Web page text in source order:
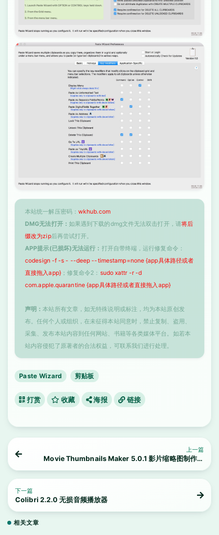
本站统一解压密码： wkhub.com
DMG无法打开： 如果遇到下载的dmg文件无法双击打开，请将后
缀改为zip后再尝试打开。
APP提示(已损坏)无法运行： 打开自带终端，运行修复命令：
codesign -f -s - --deep --timestamp=none {app具体路径或者
直接拖入app}；修复命令2： sudo xattr -r -d
com.apple.quarantine {app具体路径或者直接拖入app}
声明：本站所有文章，如无特殊说明或标注，均为本站原创发
布。任何个人或组织，在未征得本站同意时，禁止复制、盗用、
采集、发布本站内容到任何网站、书籍等各类媒体平台。如若本
站内容侵犯了原著者的合法权益，可联系我们进行处理。
Paste Wizard 剪贴板
打赏 收藏 海报 链接
上一篇
Movie Thumbnails Maker 5.0.1 影片缩略图制作工
下一篇
Colibri 2.2.0 无损音频播放器
相关文章